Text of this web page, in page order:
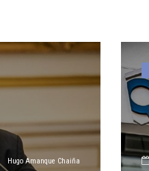
Hugo Amanque Chaiña